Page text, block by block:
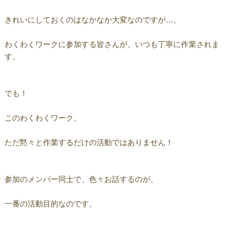
きれいにしておくのはなかなか大変なのですが…、
わくわくワークに参加する皆さんが、いつも丁寧に作業されま
す。
でも！
このわくわくワーク、
ただ黙々と作業するだけの活動ではありません！
参加のメンバー同士で、色々お話するのが、
一番の活動目的なのです。